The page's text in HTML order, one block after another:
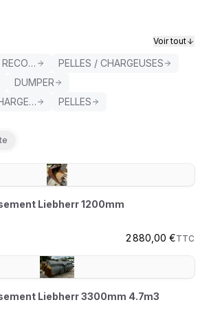
Voir tout
TRACTEURS ET RECOLTE
PELLES / CHARGEUSES
DUMPER
PELLES / MINI CHARGEUR
PELLES
Liebherr 1200mm
2 880,00 €TTC
Liebherr 3300mm 4.7m3